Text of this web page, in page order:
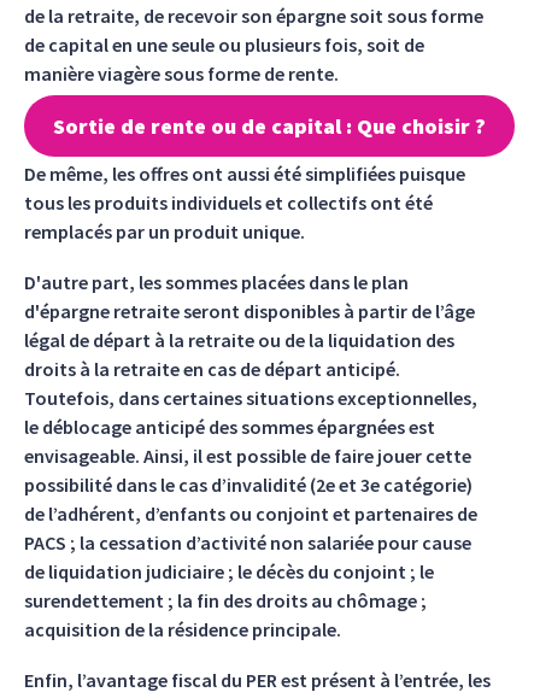
de la retraite, de recevoir son épargne soit sous forme
de capital en une seule ou plusieurs fois, soit de
manière viagère sous forme de rente.
Sortie de rente ou de capital : Que choisir ?
De même, les offres ont aussi été simplifiées puisque
tous les produits individuels et collectifs ont été
remplacés par un produit unique.
D'autre part, les sommes placées dans le plan
d'épargne retraite seront disponibles à partir de l’âge
légal de départ à la retraite ou de la liquidation des
droits à la retraite en cas de départ anticipé.
Toutefois, dans certaines situations exceptionnelles,
le déblocage anticipé des sommes épargnées est
envisageable. Ainsi, il est possible de faire jouer cette
possibilité dans le cas d’invalidité (2e et 3e catégorie)
de l’adhérent, d’enfants ou conjoint et partenaires de
PACS ; la cessation d’activité non salariée pour cause
de liquidation judiciaire ; le décès du conjoint ; le
surendettement ; la fin des droits au chômage ;
acquisition de la résidence principale.
Enfin, l’avantage fiscal du PER est présent à l’entrée, les